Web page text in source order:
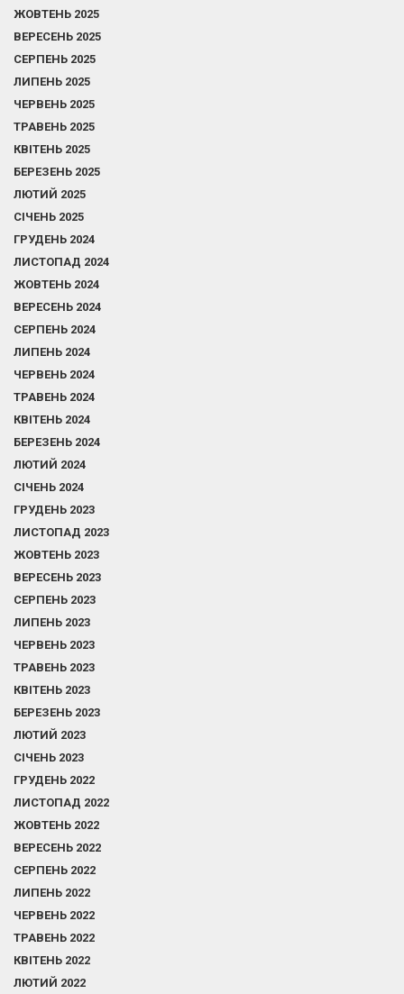
ЖОВТЕНЬ 2025
ВЕРЕСЕНЬ 2025
СЕРПЕНЬ 2025
ЛИПЕНЬ 2025
ЧЕРВЕНЬ 2025
ТРАВЕНЬ 2025
КВІТЕНЬ 2025
БЕРЕЗЕНЬ 2025
ЛЮТИЙ 2025
СІЧЕНЬ 2025
ГРУДЕНЬ 2024
ЛИСТОПАД 2024
ЖОВТЕНЬ 2024
ВЕРЕСЕНЬ 2024
СЕРПЕНЬ 2024
ЛИПЕНЬ 2024
ЧЕРВЕНЬ 2024
ТРАВЕНЬ 2024
КВІТЕНЬ 2024
БЕРЕЗЕНЬ 2024
ЛЮТИЙ 2024
СІЧЕНЬ 2024
ГРУДЕНЬ 2023
ЛИСТОПАД 2023
ЖОВТЕНЬ 2023
ВЕРЕСЕНЬ 2023
СЕРПЕНЬ 2023
ЛИПЕНЬ 2023
ЧЕРВЕНЬ 2023
ТРАВЕНЬ 2023
КВІТЕНЬ 2023
БЕРЕЗЕНЬ 2023
ЛЮТИЙ 2023
СІЧЕНЬ 2023
ГРУДЕНЬ 2022
ЛИСТОПАД 2022
ЖОВТЕНЬ 2022
ВЕРЕСЕНЬ 2022
СЕРПЕНЬ 2022
ЛИПЕНЬ 2022
ЧЕРВЕНЬ 2022
ТРАВЕНЬ 2022
КВІТЕНЬ 2022
ЛЮТИЙ 2022